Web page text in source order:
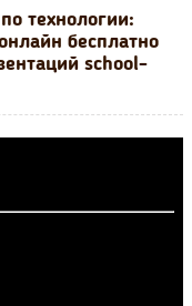
технологии:
бесплатно
school-